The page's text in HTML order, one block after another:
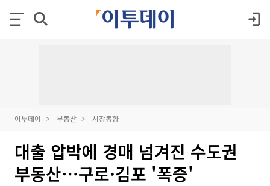
이투데이 부동산 시장동향
대출 압박에 경매 넘겨진 수도권
부동산⋯구로·김포 '폭증'